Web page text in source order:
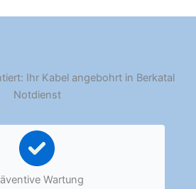
Ihr Kabel angebohrt in Berkatal
Notdienst
Wartung